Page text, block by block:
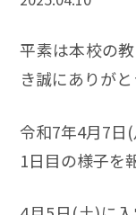
平素は本校の
き誠にありがと
令和7年4月7
1日目の様子を